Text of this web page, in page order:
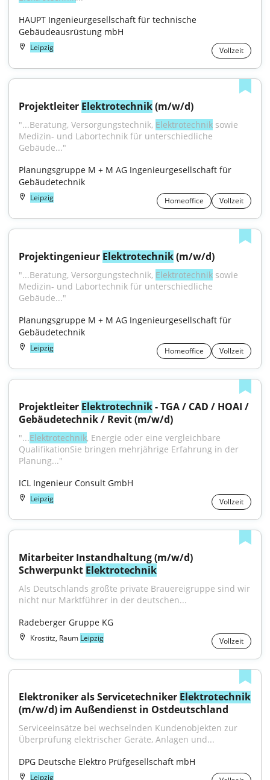
HAUPT Ingenieurgesellschaft für technische
Gebäudeausrüstung mbH
Leipzig Vollzeit
Projektleiter Elektrotechnik (m/w/d)
"...Beratung, Versorgungstechnik, Elektrotechnik sowie
Medizin- und Labortechnik für unterschiedliche
Gebäude..."
Planungsgruppe M + M AG Ingenieurgesellschaft für
Gebäudetechnik
Leipzig Homeoffice Vollzeit
Projektingenieur Elektrotechnik (m/w/d)
"...Beratung, Versorgungstechnik, Elektrotechnik sowie
Medizin- und Labortechnik für unterschiedliche
Gebäude..."
Planungsgruppe M + M AG Ingenieurgesellschaft für
Gebäudetechnik
Leipzig Homeoffice Vollzeit
Projektleiter Elektrotechnik - TGA / CAD / HOAI /
Gebäudetechnik / Revit (m/w/d)
"...Elektrotechnik, Energie oder eine vergleichbare
QualifikationSie bringen mehrjährige Erfahrung in der
Planung..."
ICL Ingenieur Consult GmbH
Leipzig Vollzeit
Mitarbeiter Instandhaltung (m/w/d)
Schwerpunkt Elektrotechnik
Als Deutschlands größte private Brauereigruppe sind wir
nicht nur Marktführer in der deutschen...
Radeberger Gruppe KG
Krostitz, Raum Leipzig Vollzeit
Elektroniker als Servicetechniker Elektrotechnik
(m/w/d) im Außendienst in Ostdeutschland
Serviceeinsätze bei wechselnden Kundenobjekten zur
Überprüfung elektrischer Geräte, Anlagen und...
DPG Deutsche Elektro Prüfgesellschaft mbH
Leipzig